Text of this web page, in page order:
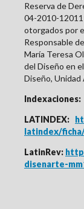
Reserva de
04-2010-
otorgados por
Responsable
María Teresa
del Diseño en
Diseño, Unidad
Indexaciones:
LATINDEX:
latindex/
LatinRev:
disenarte-